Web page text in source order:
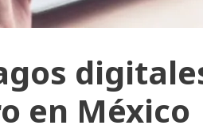
en México